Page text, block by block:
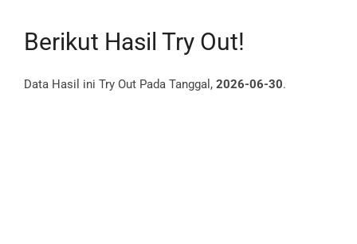
Berikut Hasil Try Out!
Data Hasil ini Try Out Pada Tanggal, 2026-06-30.